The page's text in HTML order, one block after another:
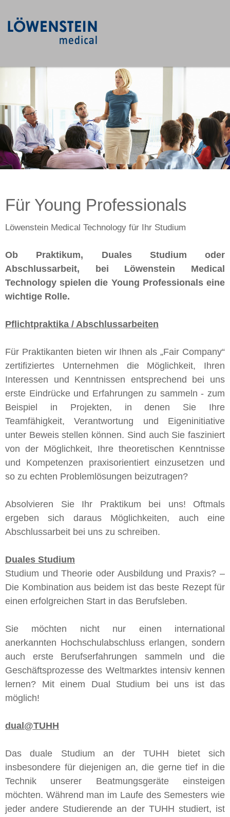
Für Young Professionals
Löwenstein Medical Technology für Ihr Studium
Ob Praktikum, Duales Studium oder
Abschlussarbeit, bei Löwenstein Medical
Technology spielen die Young Professionals eine
wichtige Rolle.
Pflichtpraktika / Abschlussarbeiten
Für Praktikanten bieten wir Ihnen als „Fair Company“
zertifiziertes Unternehmen die Möglichkeit, Ihren
Interessen und Kenntnissen entsprechend bei uns
erste Eindrücke und Erfahrungen zu sammeln - zum
Beispiel in Projekten, in denen Sie Ihre
Teamfähigkeit, Verantwortung und Eigeninitiative
unter Beweis stellen können. Sind auch Sie fasziniert
von der Möglichkeit, Ihre theoretischen Kenntnisse
und Kompetenzen praxisorientiert einzusetzen und
so zu echten Problemlösungen beizutragen?
Absolvieren Sie Ihr Praktikum bei uns! Oftmals
ergeben sich daraus Möglichkeiten, auch eine
Abschlussarbeit bei uns zu schreiben.
Duales Studium
Studium und Theorie oder Ausbildung und Praxis? –
Die Kombination aus beidem ist das beste Rezept für
einen erfolgreichen Start in das Berufsleben.
Sie möchten nicht nur einen international
anerkannten Hochschulabschluss erlangen, sondern
auch erste Berufserfahrungen sammeln und die
Geschäftsprozesse des Weltmarktes intensiv kennen
lernen? Mit einem Dual Studium bei uns ist das
möglich!
dual@TUHH
Das duale Studium an der TUHH bietet sich
insbesondere für diejenigen an, die gerne tief in die
Technik unserer Beatmungsgeräte einsteigen
möchten. Während man im Laufe des Semesters wie
jeder andere Studierende an der TUHH studiert, ist